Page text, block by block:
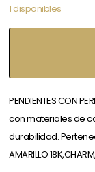
1 disponibles
PENDIENTES CON
con materiales de
durabilidad.
AMARILLO 18K,CHARM,